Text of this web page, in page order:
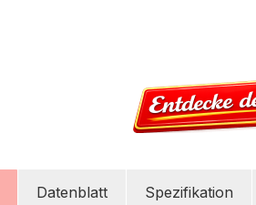
Datenblatt Spezifikation